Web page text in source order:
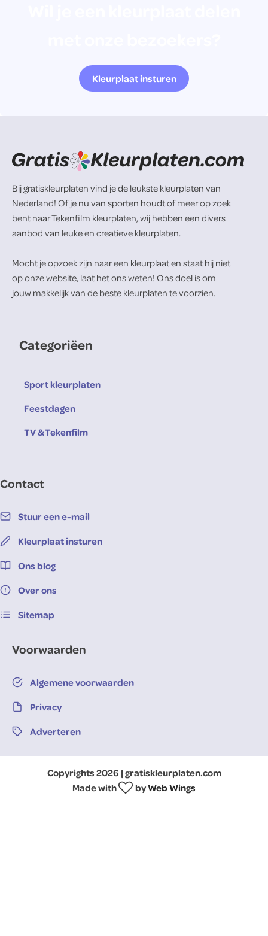
Kleurplaat insturen
Bij gratiskleurplaten vind je de leukste kleurplaten van
Nederland! Of je nu van sporten houdt of meer op zoek
bent naar Tekenfilm kleurplaten, wij hebben een divers
aanbod van leuke en creatieve kleurplaten.
Mocht je opzoek zijn naar een kleurplaat en staat hij niet
op onze website, laat het ons weten! Ons doel is om
jouw makkelijk van de beste kleurplaten te voorzien.
Categoriëen
Sport kleurplaten
Feestdagen
TV & Tekenfilm
Contact
Stuur een e-mail
Kleurplaat insturen
Ons blog
Over ons
Sitemap
Voorwaarden
Algemene voorwaarden
Privacy
Adverteren
Copyrights 2026 | gratiskleurplaten.com
Made with
byWeb Wings